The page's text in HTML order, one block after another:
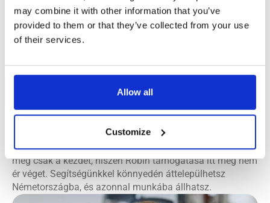
may combine it with other information that you’ve
provided to them or that they’ve collected from your use
of their services.
Allow all
Customize
külföldön munkát keresőket a legjobb
németországi cégekkel, amelyeknél
vannak nyitott állások.
Küldetésünk, hogy leegyszerűsítsük a folyamatot, és
szeretni fogsz, még mielőtt elhagynád az otthonod. Ha
rendelkezel uniós útlevéllel, sokkal könnyebb a külföldiek
számára megfelelő állásokat találni. Ez leegyszerűsíti az
egész folyamatot, mivel az Európai Unió polgárai minden
korlátozás nélkül dolgozhatnak Németországban. És ez
még csak a kezdet, hiszen Robin támogatása itt még nem
ér véget. Segítségünkkel könnyedén áttelepülhetsz
Németországba, és azonnal munkába állhatsz.